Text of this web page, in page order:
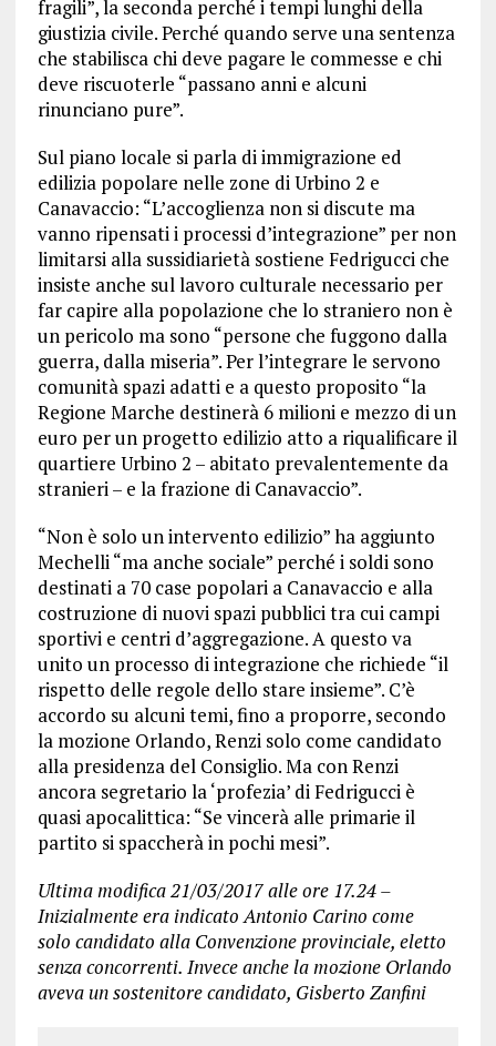
fragili”, la seconda perché i tempi lunghi della
giustizia civile. Perché quando serve una sentenza
che stabilisca chi deve pagare le commesse e chi
deve riscuoterle “passano anni e alcuni
rinunciano pure”.
Sul piano locale si parla di immigrazione ed
edilizia popolare nelle zone di Urbino 2 e
Canavaccio: “L’accoglienza non si discute ma
vanno ripensati i processi d’integrazione” per non
limitarsi alla sussidiarietà sostiene Fedrigucci che
insiste anche sul lavoro culturale necessario per
far capire alla popolazione che lo straniero non è
un pericolo ma sono “persone che fuggono dalla
guerra, dalla miseria”. Per l’integrare le servono
comunità spazi adatti e a questo proposito “la
Regione Marche destinerà 6 milioni e mezzo di un
euro per un progetto edilizio atto a riqualificare il
quartiere Urbino 2 – abitato prevalentemente da
stranieri – e la frazione di Canavaccio”.
“Non è solo un intervento edilizio” ha aggiunto
Mechelli “ma anche sociale” perché i soldi sono
destinati a 70 case popolari a Canavaccio e alla
costruzione di nuovi spazi pubblici tra cui campi
sportivi e centri d’aggregazione. A questo va
unito un processo di integrazione che richiede “il
rispetto delle regole dello stare insieme”. C’è
accordo su alcuni temi, fino a proporre, secondo
la mozione Orlando, Renzi solo come candidato
alla presidenza del Consiglio. Ma con Renzi
ancora segretario la ‘profezia’ di Fedrigucci è
quasi apocalittica: “Se vincerà alle primarie il
partito si spaccherà in pochi mesi”.
Ultima modifica 21/03/2017 alle ore 17.24 –
Inizialmente era indicato Antonio Carino come
solo candidato alla Convenzione provinciale, eletto
senza concorrenti. Invece anche la mozione Orlando
aveva un sostenitore candidato, Gisberto Zanfini